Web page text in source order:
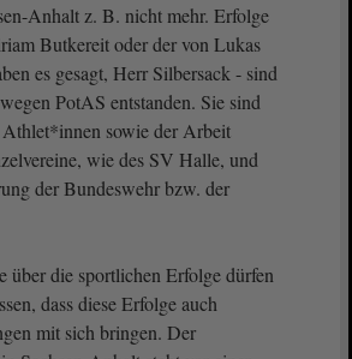
Anhalt z. B. nicht mehr. Erfolge
Butkereit oder der von Lukas
es gesagt, Herr Silbersack - sind
PotAS entstanden. Sie sind
sowie der Arbeit
wie des SV Halle, und
der Bundeswehr bzw. der
über die sportlichen Erfolge dürfen
dass diese Erfolge auch
mit sich bringen. Der